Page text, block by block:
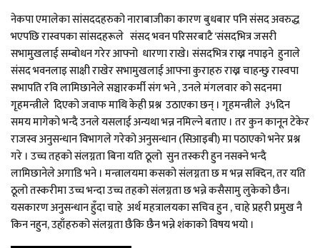
नेकपा एमालेका सांसददहरुको नाराबाजीका कारण बुधबार पनि संसद अवरुद्ध
भएपछि रास्वपका सांसदहरूले संसद भवन परिसरबाटै ‘संसदभित्र जसरी
सभामुखलाई सम्बोधन गरेर आफ्नो धारणा राखे। संसदभित्र राख्न नपाइने हुनाले
संसद भवनलाइ साक्षी राखेर सभामुखलाई आफ्ना कुराहरु राख्न चाहन्छु रास्वपा
सभापति रवि लामिछानेले सञ्चारकर्मी संग भने , उनले मंगलवार को सदनमा
गृहमन्त्रीले दिएको जवाफ माथि केही प्रश्न उठाएका छन् । गृहमन्त्रीले ३५दिन
समय मागेको भन्दै उनले यसलाई अन्यथा भन्न नमिल्ने बताए । तर कुन कानून टेकेर
राजस्व अनुसन्धान विभागले गरेको अनुसन्धान (सिआइबी) मा पठाएको भनेर प्रश्न
गरे । उच्च तहको संलग्नता बिना यति ठूलो सुन तस्करी हुन नसक्ने भन्दै
लामिछानेले अगाडि भने । मन्त्रालयमा कसको संलग्नता छ म भन्न सक्दिन, तर यति
ठूलो तस्करीमा उच्च भन्दा उच्च तहको संलग्नता छ भन्ने कसैसामु लुकेको छैन।
यसकारण अनुसन्धान हुँदा चाहे अर्थ महत्रालयका सचिव हुन , चाहे प्रहरी प्रमुख नै
किन नहुन, उहाँहरुको संलग्नता छैकि छैन भन्ने शंकाको विषय भयो ।